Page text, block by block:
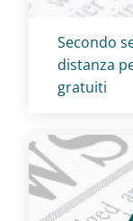
Titolo card
Secondo
distanza
gratuiti